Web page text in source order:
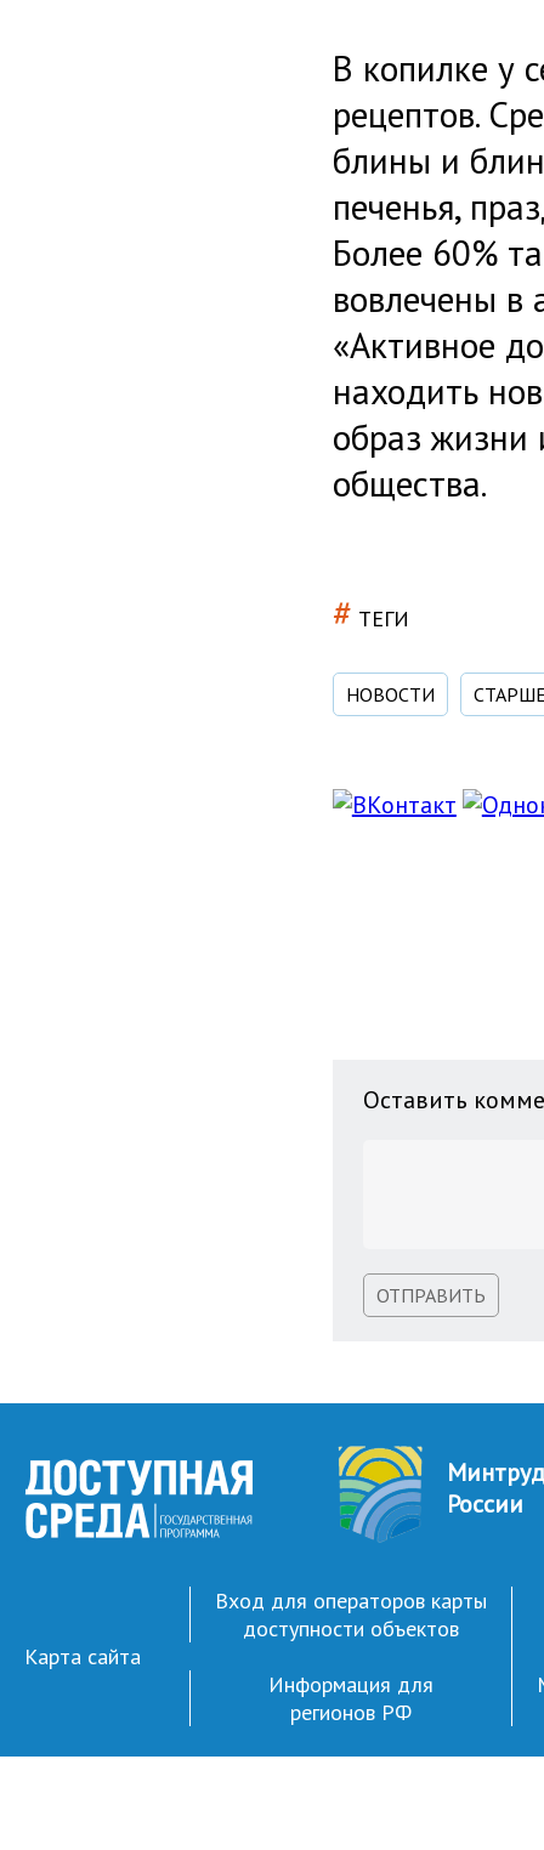
В копилке у
рецептов.
блины и
печенья,
Более 60%
вовлечены в
«Активное
находить
образ жизни
общества.
# ТЕГИ
НОВОСТИ
Оставить
ОТПРАВИТЬ
Минтруд
России
Карта сайта
Вход для операторов карты
доступности объектов
Информация для
регионов РФ